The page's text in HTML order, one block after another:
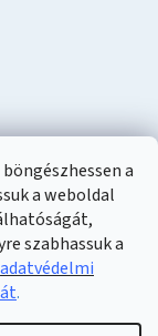
a
a weboldal
szabhassuk a
adatvédelmi
.